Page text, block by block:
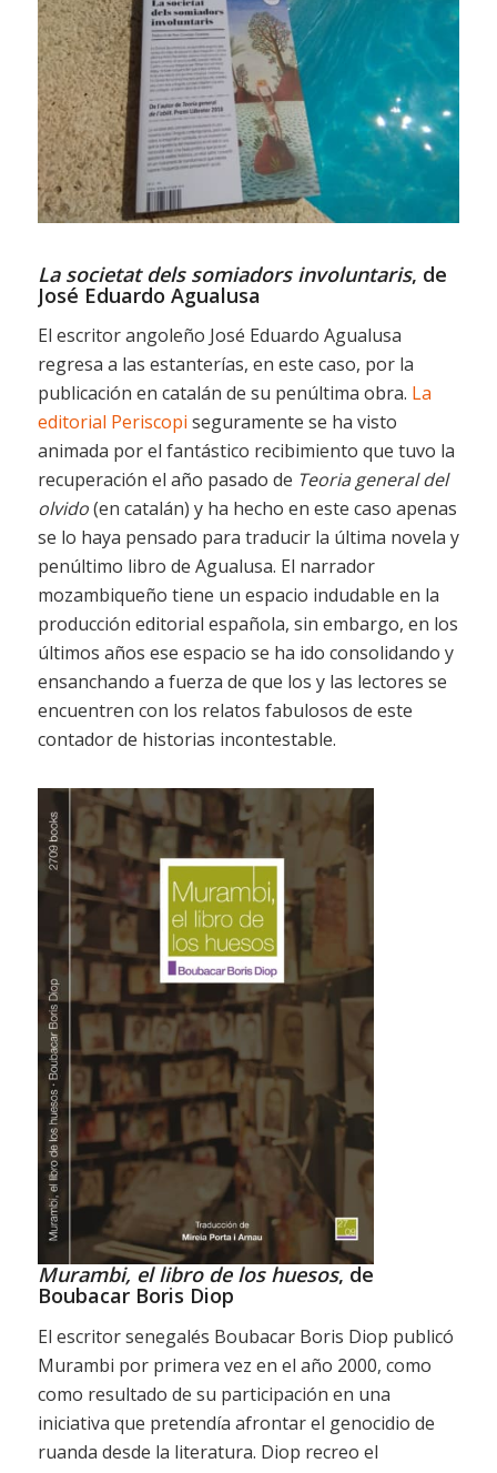
La societat dels somiadors involuntaris, de
José Eduardo Agualusa
El escritor angoleño José Eduardo Agualusa
regresa a las estanterías, en este caso, por la
publicación en catalán de su penúltima obra. La
editorial Periscopi seguramente se ha visto
animada por el fantástico recibimiento que tuvo la
recuperación el año pasado de Teoria general del
olvido(en catalán) y ha hecho en este caso apenas
se lo haya pensado para traducir la última novela y
penúltimo libro de Agualusa. El narrador
mozambiqueño tiene un espacio indudable en la
producción editorial española, sin embargo, en los
últimos años ese espacio se ha ido consolidando y
ensanchando a fuerza de que los y las lectores se
encuentren con los relatos fabulosos de este
contador de historias incontestable.
Murambi, el libro de los huesos, de
Boubacar Boris Diop
El escritor senegalés Boubacar Boris Diop publicó
Murambi por primera vez en el año 2000, como
como resultado de su participación en una
iniciativa que pretendía afrontar el genocidio de
ruanda desde la literatura. Diop recreo el